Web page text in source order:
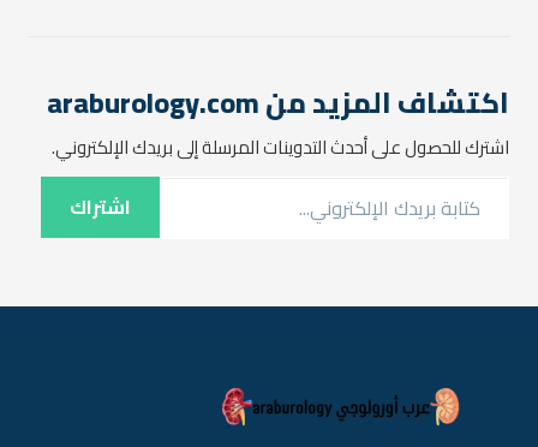
اكتشاف المزيد من araburology.com
اشترك للحصول على أحدث التدوينات المرسلة إلى بريدك الإلكتروني.
اشتراك